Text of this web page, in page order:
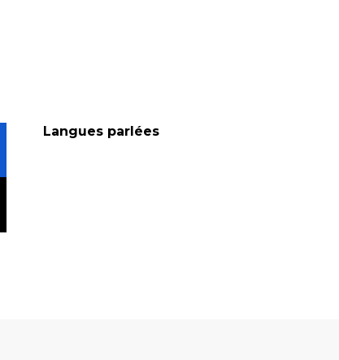
Langues parlées
Langues parlées